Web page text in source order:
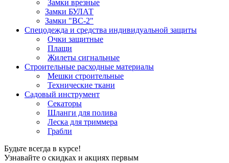
Замки врезные
Замки БУЛАТ
Замки "ВС-2"
Спецодежда и средства индивидуальной защиты
Очки защитные
Плащи
Жилеты сигнальные
Строительные расходные материалы
Мешки строительные
Технические ткани
Садовый инструмент
Секаторы
Шланги для полива
Леска для триммера
Грабли
Будьте всегда в курсе!
Узнавайте о скидках и акциях первым